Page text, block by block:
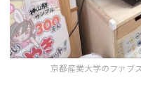
京都産業大学のファブ